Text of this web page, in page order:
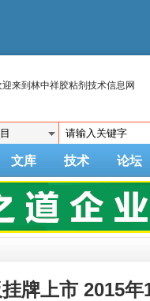
来到林中祥胶粘剂技术信息网
文库 技术 论坛
牌上市 2015